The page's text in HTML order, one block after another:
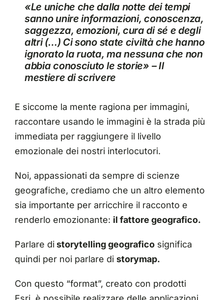
«Le uniche che dalla notte dei tempi
sanno unire informazioni, conoscenza,
saggezza, emozioni, cura di sé e degli
altri (…) Ci sono state civiltà che hanno
ignorato la ruota, ma nessuna che non
abbia conosciuto le storie» – Il
mestiere di scrivere
E siccome la mente ragiona per immagini,
raccontare usando le immagini è la strada più
immediata per raggiungere il livello
emozionale dei nostri interlocutori.
Noi, appassionati da sempre di scienze
geografiche, crediamo che un altro elemento
sia importante per arricchire il racconto e
renderlo emozionante: il fattore geografico.
Parlare distorytelling geograficosignifica
quindi per noi parlare di storymap.
Con questo “format”, creato con prodotti